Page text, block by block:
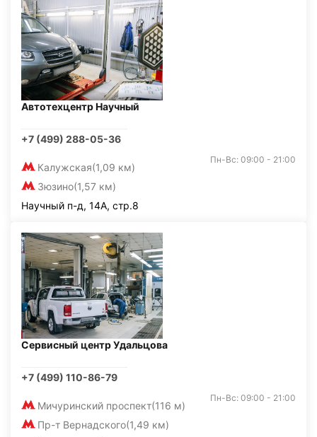
Автотехцентр Научный
+7 (499) 288-05-36
Калужская(1,09 км)
Зюзино(1,57 км)
Пн-Вс: 09:00 - 21:00
Научный п-д, 14А, стр.8
Сервисный центр Удальцова
+7 (499) 110-86-79
Мичуринский проспект(116 м)
Пр-т Вернадского(1,49 км)
Пн-Вс: 09:00 - 21:00